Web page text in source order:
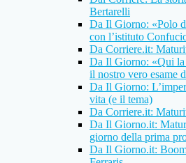
Bertarelli
Da Il Giorno: «Polo
con l’istituto
Da Corriere.it:
Da Il Giorno: «Qui la
il nostro vero esame
Da Il Giorno:
vita (e il tema)
Da Corriere.it:
Da Il Giorno.it:
giorno della prima
Da Il Giorno.it: